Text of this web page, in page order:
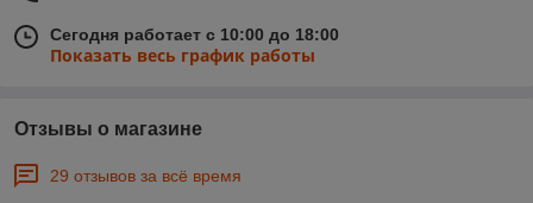
Сегодня работает с 10:00 до 18:00
Показать весь график работы
Отзывы о магазине
29 отзывов за всё время